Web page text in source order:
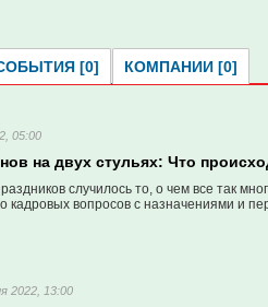
[0] КОМПАНИИ [0]
05:00
на двух стульях: Что
случилось то, о чем все так
кадровых вопросов с назначениями и
2022, 13:00